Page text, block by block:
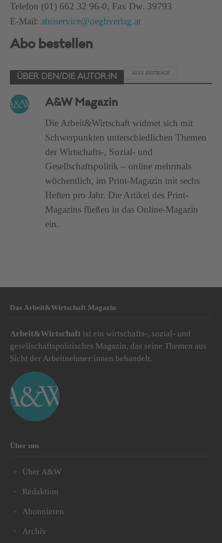
Telefon (01) 662 32 96-0, Fax Dw. 39793
E-Mail: aboservice@oegbverlag.at
Abo bestellen
ÜBER DEN/DIE AUTOR:IN
ALLE BEITRÄGE
A&W Magazin
Die Arbeit&Wirtschaft widmet sich mit
Schwerpunkten unterschiedlichen Themen
der Wirtschafts-, Sozial- und
Gesellschaftspolitik – online mehrmals
wöchentlich, im Print-Magazin mit sechs
Heften pro Jahr. Die Artikel des Print-
Magazins fließen in das Online-Magazin
ein.
Das Arbeit&Wirtschaft Magazin
Arbeit&Wirtschaft ist ein wirtschafts-, sozial- und
gesellschaftspolitisches Magazin, das seine Themen aus
Sicht der Arbeitnehmer:innen behandelt.
Über uns
Über A&W
Redaktion
Abonnieren
Archiv